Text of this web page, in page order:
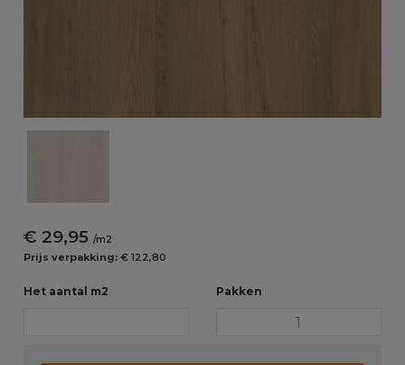
€ 29,95/m2
Prijs verpakking: € 122,80
Het aantal m2 Pakken